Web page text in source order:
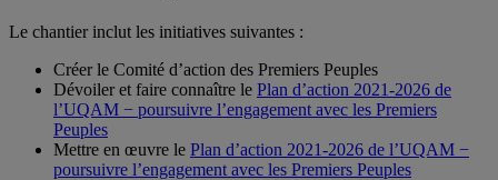
Le chantier inclut les initiatives suivantes :
Créer le Comité d’action des Premiers Peuples
Dévoiler et faire connaître le Plan d’action 2021-2026 de
l’UQAM − poursuivre l’engagement avec les Premiers
Peuples
Mettre en œuvre le Plan d’action 2021-2026 de l’UQAM −
poursuivre l’engagement avec les Premiers Peuples